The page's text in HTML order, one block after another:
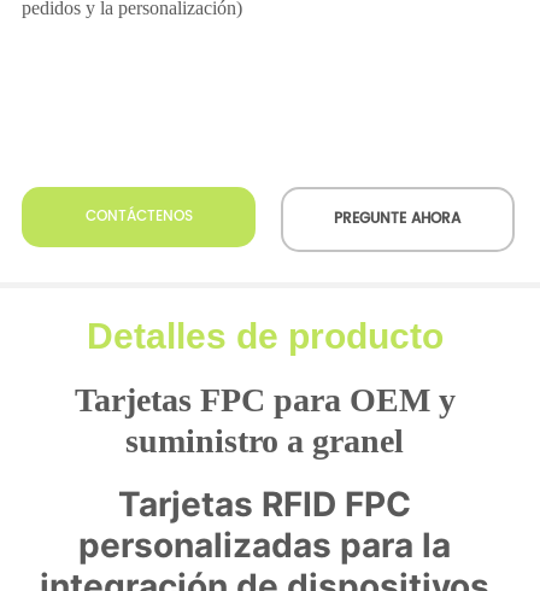
CONTÁCTENOS PREGUNTE AHORA
Detalles de producto